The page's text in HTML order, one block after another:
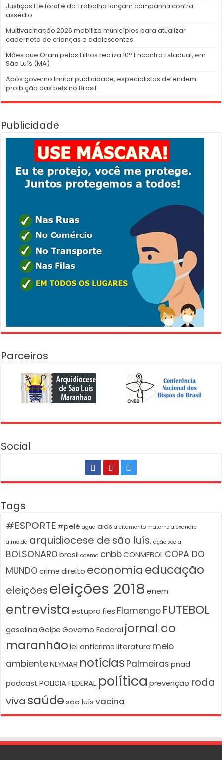
Justiças Eleitoral e do Trabalho lançam campanha contra
assédio
Multivacinação 2026 mobiliza municípios para atualizar
caderneta de crianças e adolescentes
Mães que Oram pelos Filhos realiza 10° Encontro Estadual, em
São Luís (MA)
Após governo limitar publicidade, especialistas defendem
proibição das bets no Brasil
Publicidade
Parceiros
Social
Tags
#ESPORTE #pelé agua aids aleitamento materno alexandre
almeida arquidiocese de são luís. ação social
BOLSONARO brasil caema cnbbCONMEBOLCOPA DO
MUNDO crime direito economiaeducação
eleiçõeseleições 2018 enem
entrevista estupro fies Flamengo FUTEBOL
gasolina Golpe Governo Federal jornal do
maranhão lei anticrime literatura meio
ambienteNEYMAR notícias Palmeiras pnad
podcast POLICIA FEDERAL política prevenção roda
viva saúde são luís vacina